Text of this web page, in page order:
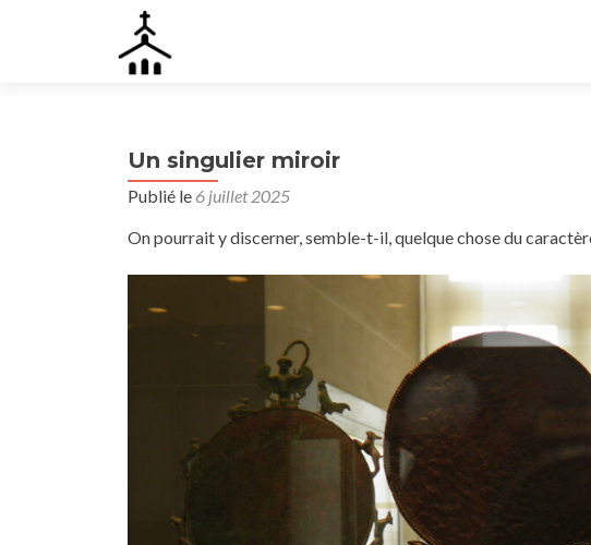
Un singulier miroir
Publié le 6 juillet 2025
On pourrait y discerner, semble-t-il, quelque chose du